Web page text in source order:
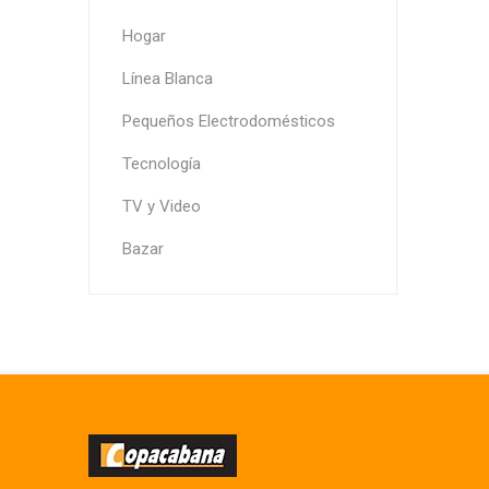
Hogar
Línea Blanca
Pequeños Electrodomésticos
Tecnología
TV y Video
Bazar